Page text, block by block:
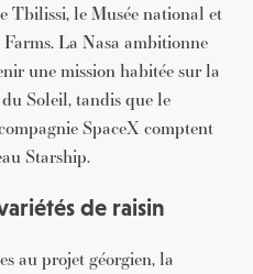
Tbilissi, le Musée national et
La Nasa ambitionne
une mission habitée sur la
Soleil, tandis que le
SpaceX comptent
Starship.
de raisin
au projet géorgien, la